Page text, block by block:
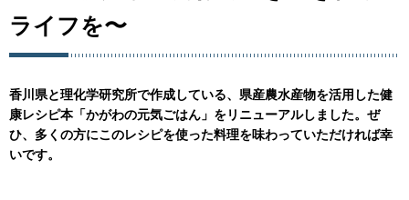
ライフを〜
香川県と理化学研究所で作成している、県産農水産物を活用した健
康レシピ本「かがわの元気ごはん」をリニューアルしました。ぜ
ひ、多くの方にこのレシピを使った料理を味わっていただければ幸
いです。